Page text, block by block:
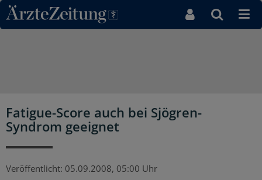
Direkt zum Inhaltsbereich
Fatigue-Score auch bei Sjögren-
Syndrom geeignet
Veröffentlicht: 05.09.2008, 05:00 Uhr